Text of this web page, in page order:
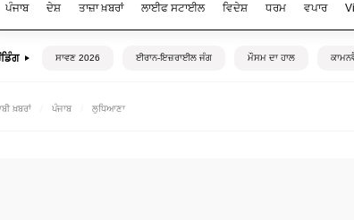
ਪੰਜਾਬ ਦੇਸ਼ ਤਾਜ਼ਾ ਖ਼ਬਰਾਂ ਲਾਈਫ ਸਟਾਈਲ ਵਿਦੇਸ਼ ਧਰਮ ਵਪਾਰ
ਸਾਵਣ 2026 ਈਰਾਨ-ਇਜ਼ਰਾਈਲ ਜੰਗ ਮੌਸਮ ਦਾ ਹਾਲ
ਖ਼ਬਰਾਂ ਪੰਜਾਬ ਲੁਧਿਆਣਾ